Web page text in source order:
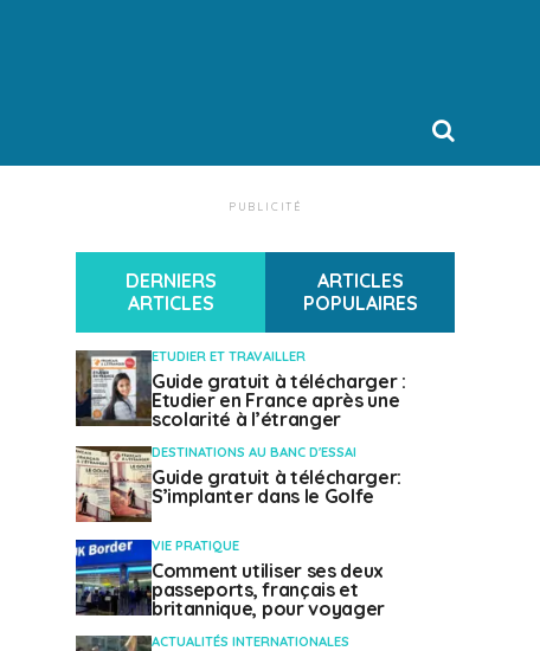
PUBLICITÉ
DERNIERS
ARTICLES
ARTICLES
POPULAIRES
ETUDIER ET TRAVAILLER
Guide gratuit à télécharger :
Etudier en France après une
scolarité à l’étranger
DESTINATIONS AU BANC D'ESSAI
Guide gratuit à télécharger:
S’implanter dans le Golfe
VIE PRATIQUE
Comment utiliser ses deux
passeports, français et
britannique, pour voyager
ACTUALITÉS INTERNATIONALES